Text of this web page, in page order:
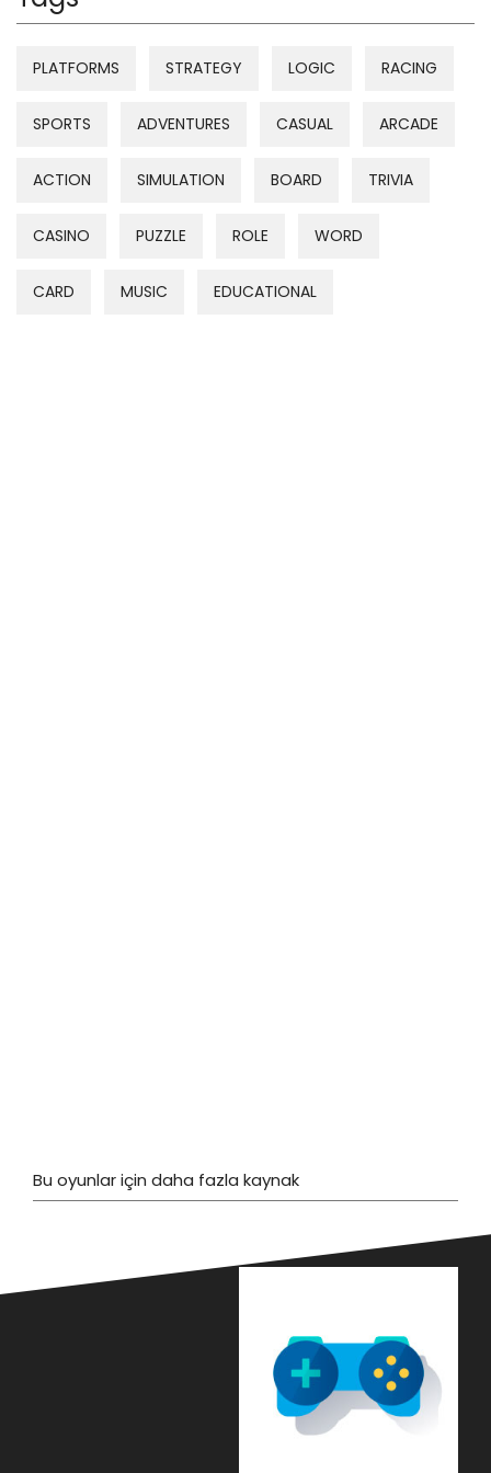
PLATFORMS STRATEGY LOGIC RACING
SPORTS ADVENTURES CASUAL ARCADE
ACTION SIMULATION BOARD TRIVIA
CASINO PUZZLE ROLE WORD
CARD MUSIC EDUCATIONAL
Bu oyunlar için daha fazla kaynak